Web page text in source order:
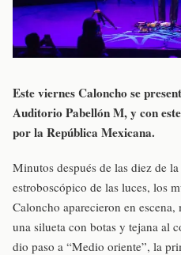
Este viernes Caloncho se
Auditorio Pabellón M, y con
por la República Mexicana.
Minutos después de las diez de
estroboscópico de las luces, los
Caloncho aparecieron en
una silueta con botas y tejana al
dio paso a “Medio oriente”, la